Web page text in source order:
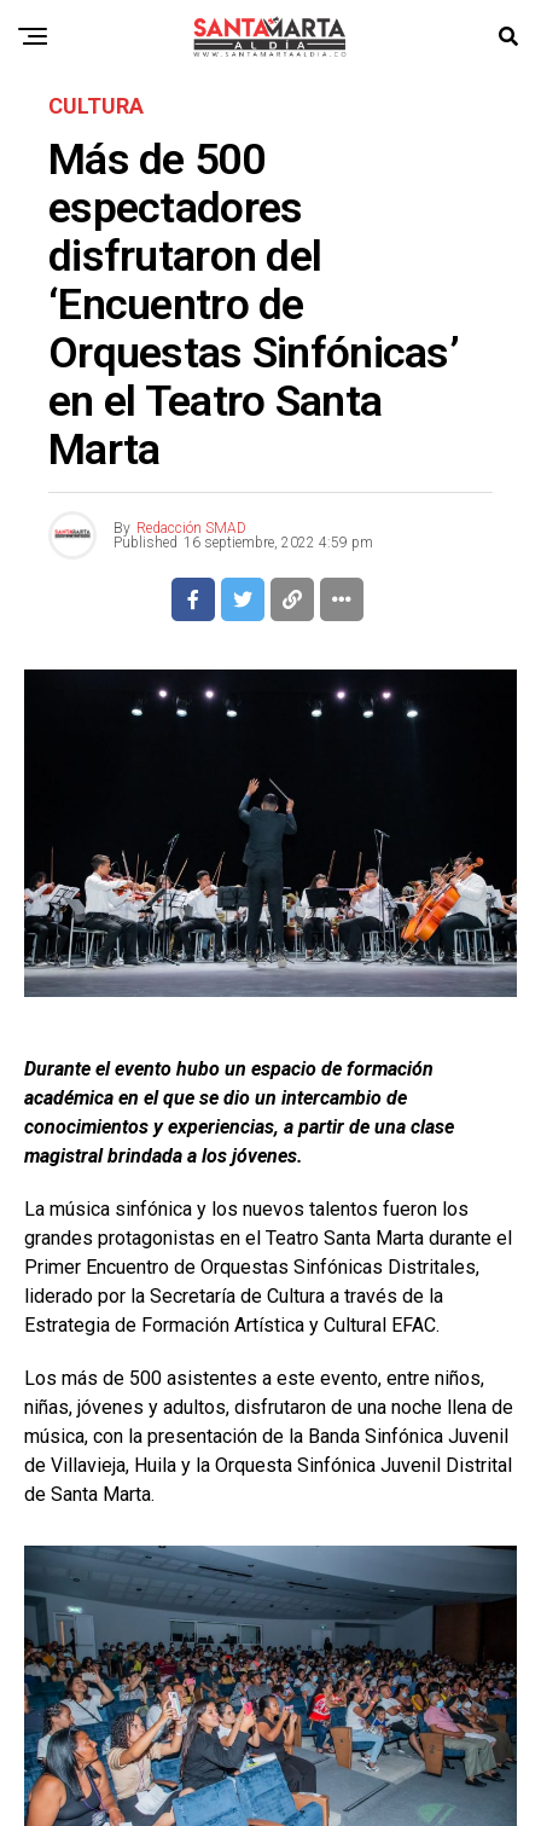
CULTURA
Más de 500
espectadores
disfrutaron del
‘Encuentro de
Orquestas Sinfónicas’
en el Teatro Santa
Marta
By Redacción SMAD
Published 16 septiembre, 2022 4:59 pm
Durante el evento hubo un espacio de formación
académica en el que se dio un intercambio de
conocimientos y experiencias, a partir de una clase
magistral brindada a los jóvenes.
La música sinfónica y los nuevos talentos fueron los
grandes protagonistas en el Teatro Santa Marta durante el
Primer Encuentro de Orquestas Sinfónicas Distritales,
liderado por la Secretaría de Cultura a través de la
Estrategia de Formación Artística y Cultural EFAC.
Los más de 500 asistentes a este evento, entre niños,
niñas, jóvenes y adultos, disfrutaron de una noche llena de
música, con la presentación de la Banda Sinfónica Juvenil
de Villavieja, Huila y la Orquesta Sinfónica Juvenil Distrital
de Santa Marta.